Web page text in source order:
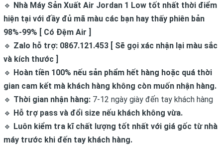
🔹 Nhà Máy Sản Xuất Air Jordan 1 Low tốt nhất thời điểm
hiện tại với đầy đủ mã màu các bạn hay thấy phiên bản
98%-99% [ Có Đệm Air ]
🔹 Zalo hỗ trợ: 0867.121.453 [ Sẽ gọi xác nhận lại màu sắc
và kích thước ]
🔹 Hoàn tiền 100% nếu sản phẩm hết hàng hoặc quá thời
gian cam kết mà khách hàng không còn muốn nhận hàng.
🔹 Thời gian nhận hàng: 7-12 ngày giày đến tay khách hàng
🔹 Hỗ trợ pass và đổi size nếu khách không vừa.
🔹 Luôn kiểm tra kĩ chất lượng tốt nhất với giá gốc từ nhà
máy trước khi đến tay khách hàng.